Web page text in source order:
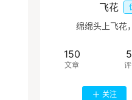
飞花
绵绵头上飞花
150
文章
关注